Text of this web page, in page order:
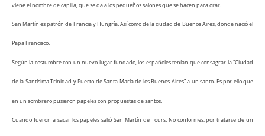
viene el nombre de capilla, que se da a los pequeños salones que se hacen para orar.
San Martín es patrón de Francia y Hungría. Así como de la ciudad de Buenos Aires, donde nació el
Papa Francisco.
Según la costumbre con un nuevo lugar fundado, los españoles tenían que consagrar la “Ciudad
de la Santísima Trinidad y Puerto de Santa María de los Buenos Aires” a un santo. Es por ello que
en un sombrero pusieron papeles con propuestas de santos.
Cuando fueron a sacar los papeles salió San Martín de Tours. No conformes, por tratarse de un